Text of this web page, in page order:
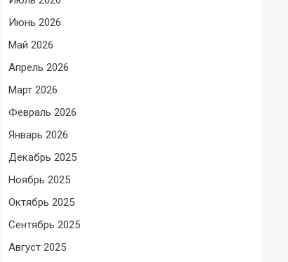
Июнь 2026
Май 2026
Апрель 2026
Март 2026
Февраль 2026
Январь 2026
Декабрь 2025
Ноябрь 2025
Октябрь 2025
Сентябрь 2025
Август 2025